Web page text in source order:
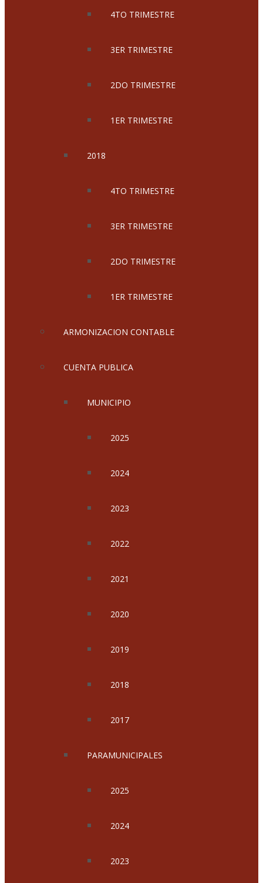
4TO TRIMESTRE
3ER TRIMESTRE
2DO TRIMESTRE
1ER TRIMESTRE
2018
4TO TRIMESTRE
3ER TRIMESTRE
2DO TRIMESTRE
1ER TRIMESTRE
ARMONIZACION CONTABLE
CUENTA PUBLICA
MUNICIPIO
2025
2024
2023
2022
2021
2020
2019
2018
2017
PARAMUNICIPALES
2025
2024
2023